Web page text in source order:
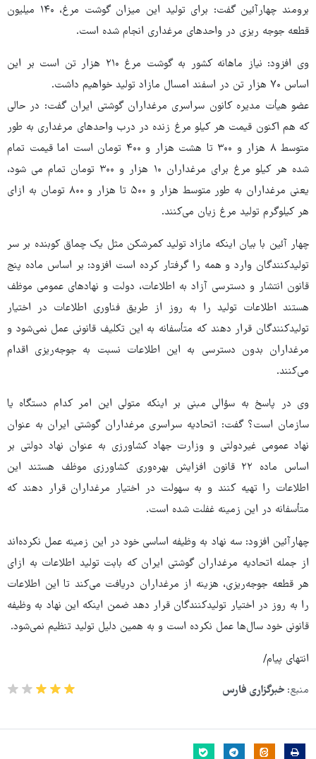
برومند چهارآئین گفت: برای تولید این میزان گوشت مرغ، ۱۴۰ میلیون
قطعه جوجه ریزی در واحدهای مرغداری انجام شده است.
وی افزود: نیاز ماهانه کشور به گوشت مرغ ۲۱۰ هزار تن است بر این
اساس ۷۰ هزار تن در اسفند امسال مازاد تولید خواهیم داشت.
عضو هیأت مدیره کانون سراسری مرغداران گوشتی ایران گفت: در حالی
که هم اکنون قیمت هر کیلو مرغ زنده در درب واحدهای مرغداری به طور
متوسط ۸ هزار و ۳۰۰ تا هشت هزار و ۴۰۰ تومان است اما قیمت تمام
شده هر کیلو مرغ برای مرغداران ۱۰ هزار و ۳۰۰ تومان تمام می شود،
یعنی مرغداران به طور متوسط هزار و ۵۰۰ تا هزار و ۸۰۰ تومان به ازای
هر کیلوگرم تولید مرغ زیان می‌کنند.
چهار آئین با بیان اینکه مازاد تولید کمرشکن مثل یک چماق کوبنده بر سر
تولیدکنندگان وارد و همه را گرفتار کرده است افزود: بر اساس ماده پنج
قانون انتشار و دسترسی آزاد به اطلاعات، دولت و نهادهای عمومی موظف
هستند اطلاعات تولید را به روز از طریق فناوری اطلاعات در اختیار
تولیدکنندگان قرار دهند که متأسفانه به این تکلیف قانونی عمل نمی‌شود و
مرغداران بدون دسترسی به این اطلاعات نسبت به جوجه‌ریزی اقدام
می‌کنند.
وی در پاسخ به سؤالی مبنی بر اینکه متولی این امر کدام دستگاه یا
سازمان است؟ گفت: اتحادیه سراسری مرغداران گوشتی ایران به عنوان
نهاد عمومی غیردولتی و وزارت جهاد کشاورزی به عنوان نهاد دولتی بر
اساس ماده ۲۲ قانون افزایش بهره‌وری کشاورزی موظف هستند این
اطلاعات را تهیه کنند و به سهولت در اختیار مرغداران قرار دهند که
متأسفانه در این زمینه غفلت شده است.
چهارآئین افزود: سه نهاد به وظیفه اساسی خود در این زمینه عمل نکرده‌اند
از جمله اتحادیه مرغداران گوشتی ایران که بابت تولید اطلاعات به ازای
هر قطعه جوجه‌ریزی، هزینه از مرغداران دریافت می‌کند تا این اطلاعات
را به روز در اختیار تولیدکنندگان قرار دهد ضمن اینکه این نهاد به وظیفه
قانونی خود سال‌ها عمل نکرده است و به همین دلیل تولید تنظیم نمی‌شود.
انتهای پیام/
منبع: خبرگزاری فارس